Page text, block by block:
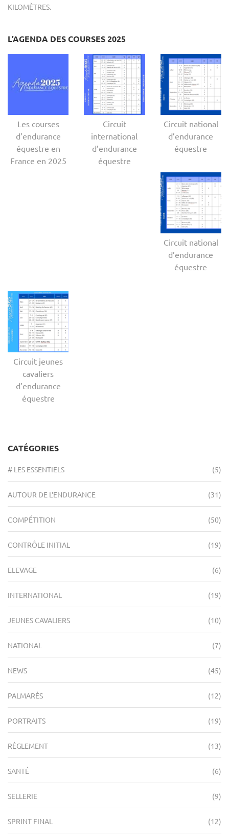
KILOMÈTRES.
L’AGENDA DES COURSES 2025
Les courses
d’endurance
équestre en
France en 2025
Circuit
international
d’endurance
équestre
Circuit national
d’endurance
équestre
Circuit national
d’endurance
équestre
Circuit jeunes
cavaliers
d’endurance
équestre
CATÉGORIES
# LES ESSENTIELS (5)
AUTOUR DE L'ENDURANCE (31)
COMPÉTITION (50)
CONTRÔLE INITIAL (19)
ELEVAGE (6)
INTERNATIONAL (19)
JEUNES CAVALIERS (10)
NATIONAL (7)
NEWS (45)
PALMARÈS (12)
PORTRAITS (19)
RÈGLEMENT (13)
SANTÉ (6)
SELLERIE (9)
SPRINT FINAL (12)